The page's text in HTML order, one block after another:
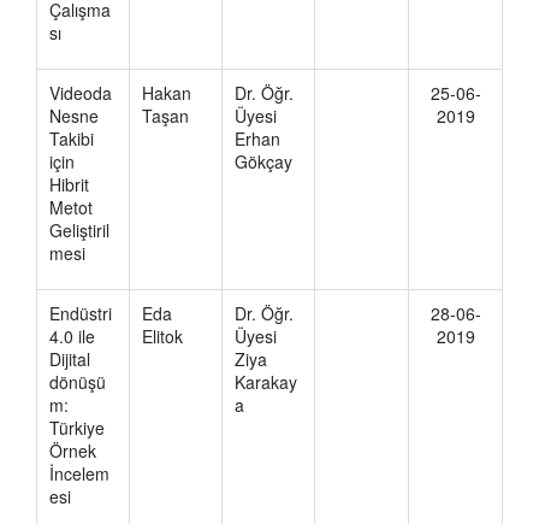
Çalışma
sı
Videoda
Nesne
Takibi
için
Hibrit
Metot
Geliştiril
mesi
Hakan
Taşan
Dr. Öğr.
Üyesi
Erhan
Gökçay
25-06-
2019
Endüstri
4.0 ile
Dijital
dönüşü
m:
Türkiye
Örnek
İncelem
esi
Eda
Elitok
Dr. Öğr.
Üyesi
Ziya
Karakay
a
28-06-
2019